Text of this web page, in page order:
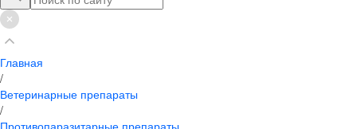
Главная
/
Ветеринарные препараты
/
Противопаразитарные препараты